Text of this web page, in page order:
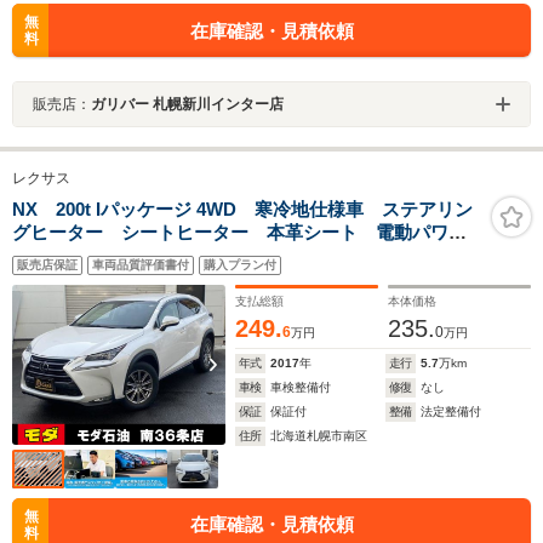
無
料
在庫確認・見積依頼
販売店： ガリバー 札幌新川インター店
レクサス
NX 200t Iパッケージ 4WD 寒冷地仕様車 ステアリン
グヒーター シートヒーター 本革シート 電動パワー
シート 衝突軽減ブレーキ 追従クルコン 純正ナビ
TV 全方位モニター パワーバックドア ETC 禁煙
車 リアトラフィックモニター
販売店保証 車両品質評価書付 購入プラン付
支払総額
249.6万円
本体価格
235.0万円
年式 2017年 走行 5.7万km
車検
車検整備付 修復
なし
保証
保証付 整備
法定整備付
住所
北海道札幌市南区
無
料
在庫確認・見積依頼